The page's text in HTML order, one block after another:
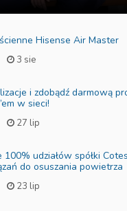
Hisense Air Master
3 sie
i zdobądź darmową
w sieci!
27 lip
100% udziałów spółki
do osuszania powietrza
23 lip